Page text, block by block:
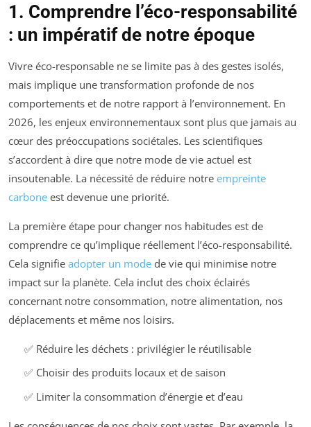
1. Comprendre l’éco-responsabilité
: un impératif de notre époque
Vivre éco-responsable ne se limite pas à des gestes isolés,
mais implique une transformation profonde de nos
comportements et de notre rapport à l’environnement. En
2026, les enjeux environnementaux sont plus que jamais au
cœur des préoccupations sociétales. Les scientifiques
s’accordent à dire que notre mode de vie actuel est
insoutenable. La nécessité de réduire notre empreinte
carbone est devenue une priorité.
La première étape pour changer nos habitudes est de
comprendre ce qu’implique réellement l’éco-responsabilité.
Cela signifie adopter un mode de vie qui minimise notre
impact sur la planète. Cela inclut des choix éclairés
concernant notre consommation, notre alimentation, nos
déplacements et même nos loisirs.
✅ Réduire les déchets : privilégier le réutilisable
✅ Choisir des produits locaux et de saison
✅ Limiter la consommation d’énergie et d’eau